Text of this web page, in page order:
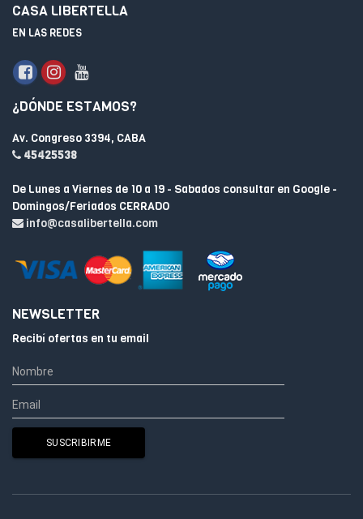
CASA LIBERTELLA
EN LAS REDES
¿DÓNDE ESTAMOS?
Av. Congreso 3394, CABA
45425538
De Lunes a Viernes de 10 a 19 - Sabados consultar en Google -
Domingos/Feriados CERRADO
info@casalibertella.com
NEWSLETTER
Recibí ofertas en tu email